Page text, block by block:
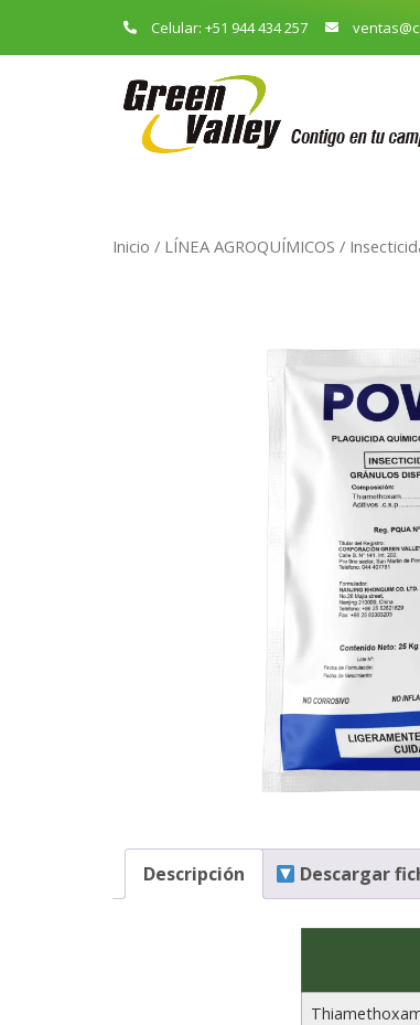
Celular: +51 944 434 257
Inicio / LÍNEA AGROQUÍMICOS /
Descripción Descargar